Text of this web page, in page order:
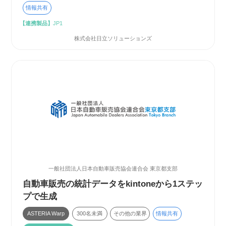
情報共有
【連携製品】JP1
株式会社日立ソリューションズ
一般社団法人日本自動車販売協会連合会 東京都支部
自動車販売の統計データをkintoneから1ステッ
プで生成
ASTERIA Warp 300名未満 その他の業界 情報共有